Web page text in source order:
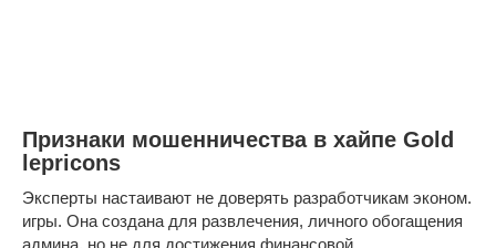
Признаки мошенничества в хайпе Gold
lepricons
Эксперты настаивают не доверять разработчикам эконом.
игры. Она создана для развлечения, личного обогащения
админа, но не для достижения финансовой